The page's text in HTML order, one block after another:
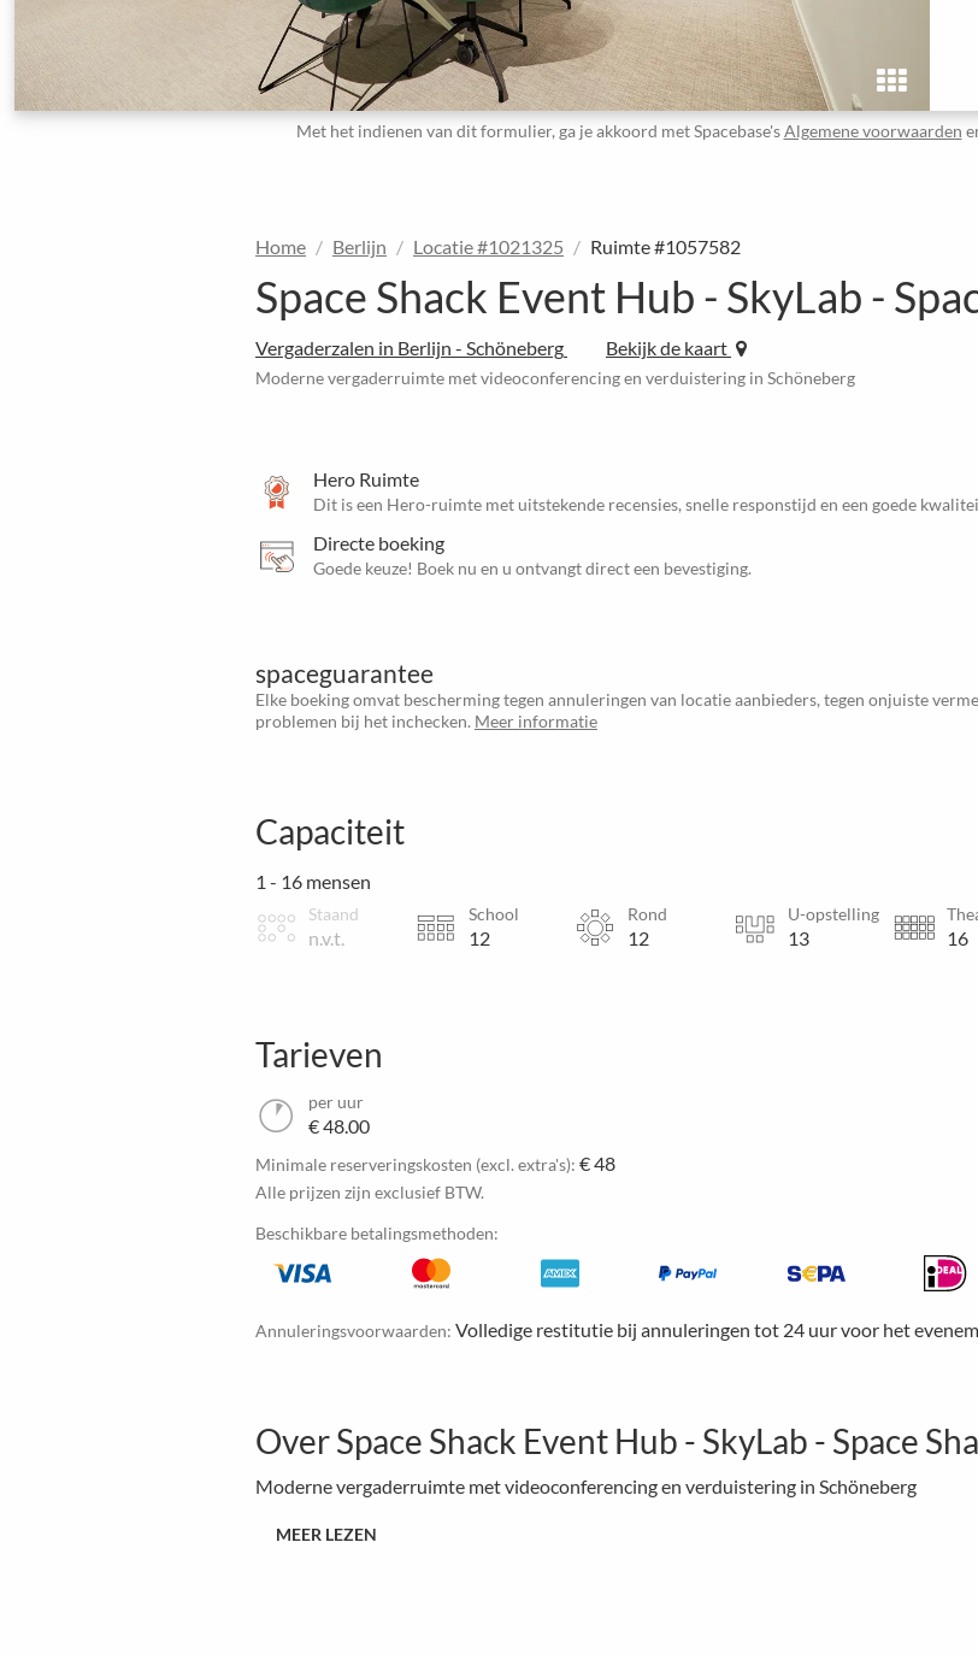
Met het indienen van dit formulier, ga je akkoord met Spacebase'sAlgemene voorwaarden
Home Berlijn Locatie #1021325 Ruimte #1057582
Space Shack Event Hub - SkyLab -
Vergaderzalen in Berlijn - Schöneberg Bekijk de kaart
Moderne vergaderruimte met videoconferencing en verduistering in Schöneberg
Hero Ruimte
Dit is een Hero-ruimte met uitstekende recensies, snelle responstijd en een goede
Directe boeking
Goede keuze! Boek nu en u ontvangt direct een bevestiging.
spaceguarantee
Elke boeking omvat bescherming tegen annuleringen van locatie aanbieders, tegen onjuiste
problemen bij het inchecken. Meer informatie
Capaciteit
1 - 16 mensen
Staand
n.v.t.
School
12
Rond
12
U-opstelling
13 16
Tarieven
per uur
€ 48.00
Minimale reserveringskosten (excl. extra's): € 48
Alle prijzen zijn exclusief BTW.
Beschikbare betalingsmethoden:
Annuleringsvoorwaarden: Volledige restitutie bij annuleringen tot 24 uur voor het
Over Space Shack Event Hub - SkyLab - Space
Moderne vergaderruimte met videoconferencing en verduistering in Schöneberg
MEER LEZEN